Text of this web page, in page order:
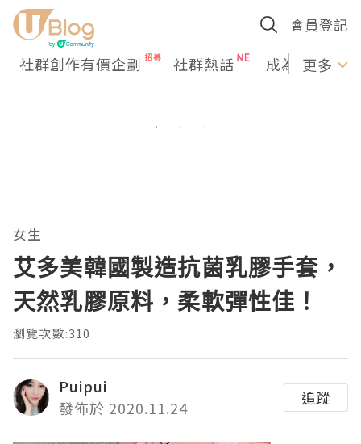
會員登記
社群創作有價企劃 社群熱話 成為U更多
女生
艾多美韓國製造抗菌乳膠手套，
天然乳膠原料，柔軟彈性佳！
瀏覽次數:310
Puipui
發佈於 2020.11.24
追蹤